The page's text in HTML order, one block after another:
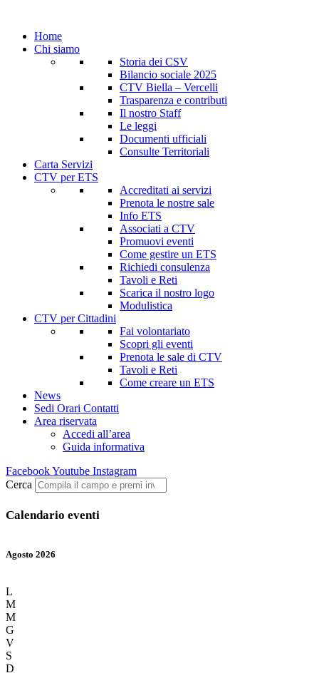
Home
Chi siamo
Storia dei CSV
Bilancio sociale 2025
CTV Biella – Vercelli
Trasparenza e contributi
Il nostro Staff
Le leggi
Documenti ufficiali
Consulte Territoriali
Carta Servizi
CTV per ETS
Accreditati ai servizi
Prenota le nostre sale
Info ETS
Associati a CTV
Promuovi eventi
Come gestire un ETS
Richiedi consulenza
Tavoli e Reti
Scarica il nostro logo
Modulistica
CTV per Cittadini
Fai volontariato
Scopri gli eventi
Prenota le sale di CTV
Tavoli e Reti
Come creare un ETS
News
Sedi Orari Contatti
Area riservata
Accedi all’area
Guida informativa
FacebookYoutube Instagram
Cerca
Calendario eventi
Agosto 2026
L
M
M
G
V
S
D